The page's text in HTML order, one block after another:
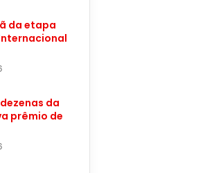
da etapa
da
prêmio de